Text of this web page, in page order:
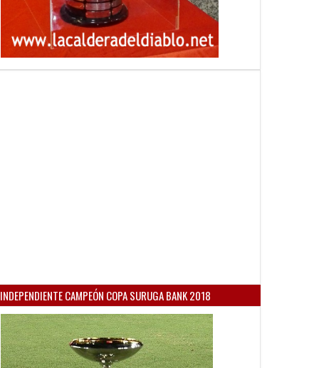
INDEPENDIENTE CAMPEÓN COPA SURUGA BANK 2018